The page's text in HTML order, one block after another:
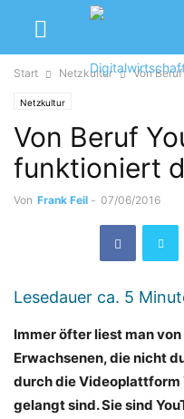
Start Netzkultur Von
Netzkultur
Von Beruf
funktioniert
Von Frank Feil - 07/06/2016
Lesedauer ca. 5
Immer öfter liest man
Erwachsenen, die nicht
durch die Videoplattform
gelangt sind. Sie sind